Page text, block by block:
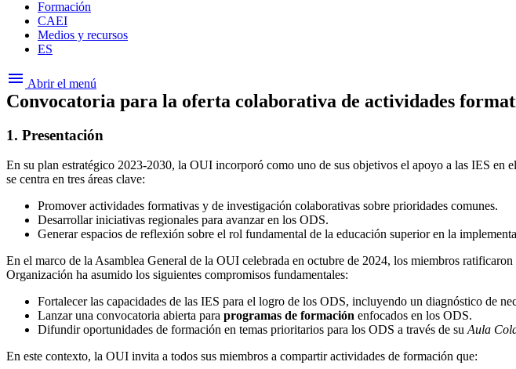
Formación
CAEI
Medios y recursos
ES
menu Abrir el menú
Convocatoria para la oferta colaborativa de actividades
1. Presentación
En su plan estratégico 2023-2030, la OUI incorporó como uno de sus objetivos el apoyo a las IES
se centra en tres áreas clave:
Promover actividades formativas y de investigación colaborativas sobre prioridades comunes.
Desarrollar iniciativas regionales para avanzar en los ODS.
Generar espacios de reflexión sobre el rol fundamental de la educación superior en la
En el marco de la Asamblea General de la OUI celebrada en octubre de 2024, los miembros
Organización ha asumido los siguientes compromisos fundamentales:
Fortalecer las capacidades de las IES para el logro de los ODS, incluyendo un diagnóstico de
Lanzar una convocatoria abierta para programas de formación enfocados en los ODS.
Difundir oportunidades de formación en temas prioritarios para los ODS a través de suAula
En este contexto, la OUI invita a todos sus miembros a compartir actividades de formación que: